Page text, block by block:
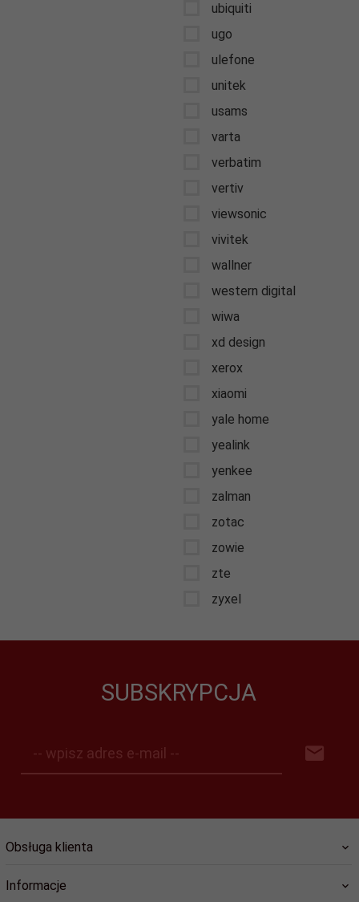
ubiquiti
ugo
ulefone
unitek
usams
varta
verbatim
vertiv
viewsonic
vivitek
wallner
western digital
wiwa
xd design
xerox
xiaomi
yale home
yealink
yenkee
zalman
zotac
zowie
zte
zyxel
SUBSKRYPCJA
-- wpisz adres e-mail --
Obsługa klienta
Informacje